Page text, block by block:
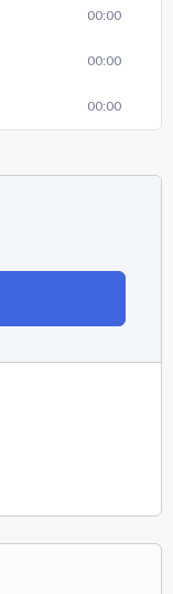
00:00
00:00
00:00